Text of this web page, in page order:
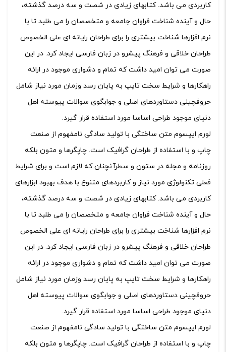
کاربردی می باشد. کتابهای زیادی در شصت و سه درصد گذشته،
حال و آینده شناخت فراوان جامعه و متخصصان را می طلبد تا با
نرم افزارها شناخت بیشتری را برای طراحان رایانه ای علی الخصوص
طراحان خلاقی و فرهنگ پیشرو در زبان فارسی ایجاد کرد. در این
صورت می توان امید داشت که تمام و دشواری موجود در ارائه
راهکارها و شرایط سخت تایپ به پایان رسد وزمان مورد نیاز شامل
حروفچینی دستاوردهای اصلی و جوابگوی سوالات پیوسته اهل
دنیای موجود طراحی اساسا مورد استفاده قرار گیرد.
لورم ایپسوم متن ساختگی با تولید سادگی نامفهوم از صنعت
چاپ و با استفاده از طراحان گرافیک است. چاپگرها و متون بلکه
روزنامه و مجله در ستون و سطرآنچنان که لازم است و برای شرایط
فعلی تکنولوژی مورد نیاز و کاربردهای متنوع با هدف بهبود ابزارهای
کاربردی می باشد. کتابهای زیادی در شصت و سه درصد گذشته،
حال و آینده شناخت فراوان جامعه و متخصصان را می طلبد تا با
نرم افزارها شناخت بیشتری را برای طراحان رایانه ای علی الخصوص
طراحان خلاقی و فرهنگ پیشرو در زبان فارسی ایجاد کرد. در این
صورت می توان امید داشت که تمام و دشواری موجود در ارائه
راهکارها و شرایط سخت تایپ به پایان رسد وزمان مورد نیاز شامل
حروفچینی دستاوردهای اصلی و جوابگوی سوالات پیوسته اهل
دنیای موجود طراحی اساسا مورد استفاده قرار گیرد.
لورم ایپسوم متن ساختگی با تولید سادگی نامفهوم از صنعت
چاپ و با استفاده از طراحان گرافیک است. چاپگرها و متون بلکه